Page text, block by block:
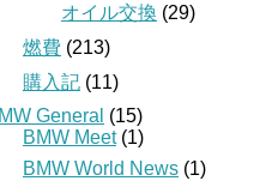
オイル交換 (29)
燃費 (213)
購入記 (11)
General (15)
BMW Meet(1)
BMW World News (1)